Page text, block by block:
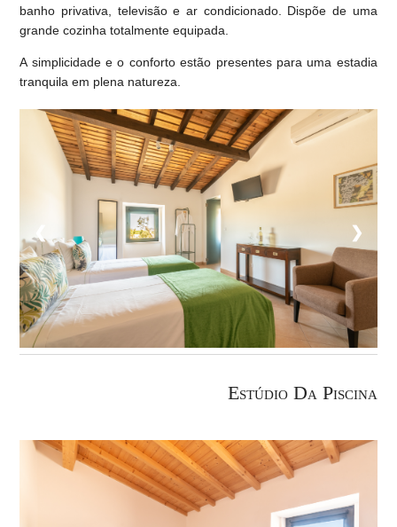
banho privativa, televisão e ar condicionado. Dispõe de uma
grande cozinha totalmente equipada.
A simplicidade e o conforto estão presentes para uma estadia
tranquila em plena natureza.
❮ ❯
Estúdio Da Piscina